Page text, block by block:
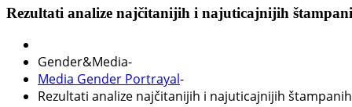
Rezultati analize najčitanijih i najuticajnijih
Gender&Media-
Media Gender Portrayal-
Rezultati analize najčitanijih i najuticajnijih